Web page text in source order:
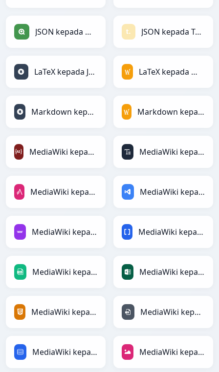
JSON kepada Qlik JSON kepada Textile
LaTeX kepada JSON LaTeX kepada MediaWiki
Markdown kepada JSON Markdown kepada MediaWiki
MediaWiki kepada ActionScript MediaWiki kepada ASCII
MediaWiki kepada AsciiDoc MediaWiki kepada ASP
MediaWiki kepada Avro MediaWiki kepada BBCode
MediaWiki kepada CSV MediaWiki kepada Excel
MediaWiki kepada HTML MediaWiki kepada INI
MediaWiki kepada SQL MediaWiki kepada JPEG